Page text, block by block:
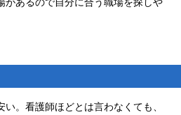
があるので自分に合う職場を探しや
い。看護師ほどとは言わなくても、